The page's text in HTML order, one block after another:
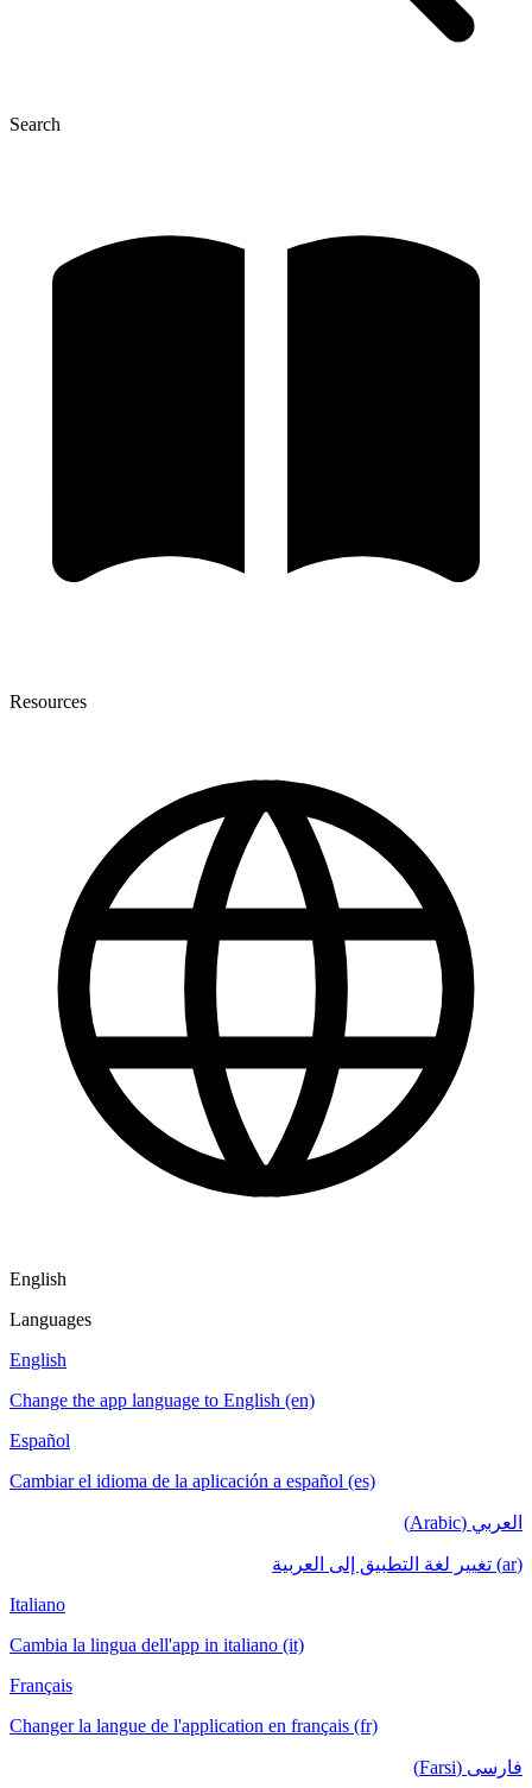
Search
Resources
English
Languages
English
Change the app language to English (en)
Español
Cambiar el idioma de la aplicación a español (es)
العربي (Arabic)
(ar) تغيير لغة التطبيق إلى العربية
Italiano
Cambia la lingua dell'app in italiano (it)
Français
Changer la langue de l'application en français (fr)
فارسی (Farsi)